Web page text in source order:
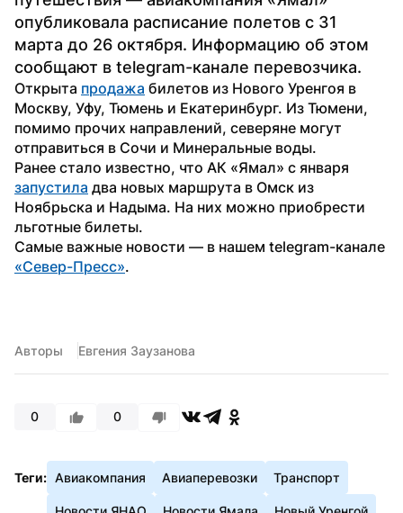
опубликовала расписание полетов с 31
марта до 26 октября. Информацию об этом
сообщают в telegram-канале перевозчика.
Открыта продажа билетов из Нового Уренгоя в
Москву, Уфу, Тюмень и Екатеринбург. Из Тюмени,
помимо прочих направлений, северяне могут
отправиться в Сочи и Минеральные воды.
запустила два новых маршрута в Омск из
Ноябрьска и Надыма. На них можно приобрести
льготные билеты.
«Север-Пресс».
Авторы Евгения Заузанова
0 0
Теги: Авиакомпания Авиаперевозки Транспорт